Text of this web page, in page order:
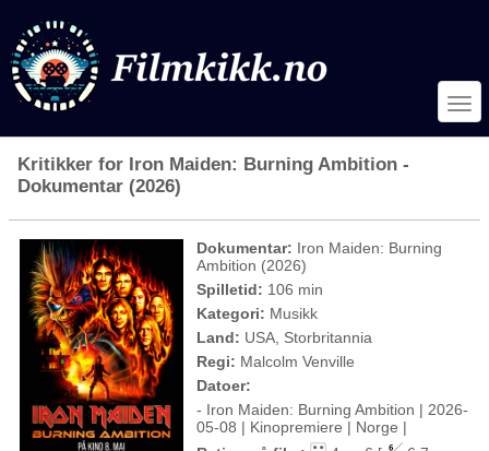
Kritikker for Iron Maiden: Burning Ambition -
Dokumentar (2026)
Dokumentar: Iron Maiden: Burning
Ambition (2026)
Spilletid: 106 min
Kategori: Musikk
Land: USA, Storbritannia
Regi: Malcolm Venville
Datoer:
- Iron Maiden: Burning Ambition | 2026-
05-08 | Kinopremiere | Norge |